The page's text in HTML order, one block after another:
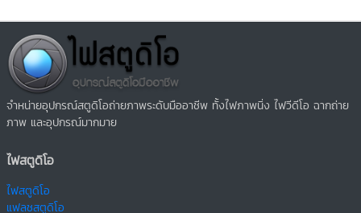
จำหน่ายอุปกรณ์สตูดิโอถ่ายภาพระดับมืออาชีพ ทั้งไฟภาพนิ่ง ไฟวีดีโอ ฉากถ่าย
ภาพ และอุปกรณ์มากมาย
ไฟสตูดิโอ
ไฟสตูดิโอ
แฟลชสตูดิโอ